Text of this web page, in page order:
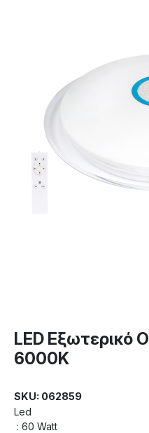
LED Εξωτερικό
6000K
SKU: 062859
Led
: 60 Watt